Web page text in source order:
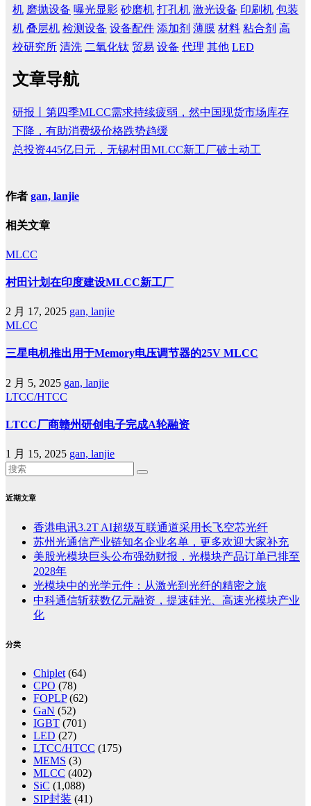
机 磨抛设备 曝光显影 砂磨机 打孔机 激光设备 印刷机 包装
机 叠层机 检测设备 设备配件 添加剂 薄膜 材料 粘合剂 高
校研究所 清洗 二氧化钛 贸易 设备 代理 其他 LED
文章导航
研报丨第四季MLCC需求持续疲弱，然中国现货市场库存
下降，有助消费级价格跌势趋缓
总投资445亿日元，无锡村田MLCC新工厂破土动工
作者 gan, lanjie
相关文章
MLCC
村田计划在印度建设MLCC新工厂
2 月 17, 2025 gan, lanjie
MLCC
三星电机推出用于Memory电压调节器的25V MLCC
2 月 5, 2025 gan, lanjie
LTCC/HTCC
LTCC厂商赣州研创电子完成A轮融资
1 月 15, 2025 gan, lanjie
近期文章
香港电讯3.2T AI超级互联通道采用长飞空芯光纤
苏州光通信产业链知名企业名单，更多欢迎大家补充
美股光模块巨头公布强劲财报，光模块产品订单已排至
2028年
光模块中的光学元件：从激光到光纤的精密之旅
中科通信斩获数亿元融资，提速硅光、高速光模块产业
化
分类
Chiplet (64)
CPO (78)
FOPLP(62)
GaN (52)
IGBT (701)
LED (27)
LTCC/HTCC (175)
MEMS (3)
MLCC (402)
SiC (1,088)
SIP封装 (41)